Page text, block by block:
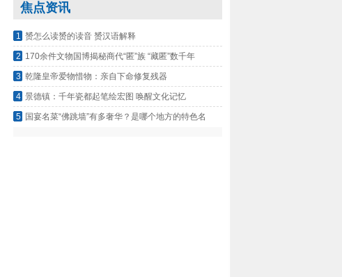
焦点资讯
1 赟怎么读赟的读音 赟汉语解释
2 170余件文物国博揭秘商代“匿”族 “藏匿”数千年
3 乾隆皇帝爱物惜物：亲自下命修复残器
4 景德镇：千年瓷都起笔绘宏图 唤醒文化记忆
5
国宴名菜“佛跳墙”有多奢华？是哪个地方的特色名